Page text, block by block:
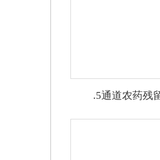
.5通道农药残